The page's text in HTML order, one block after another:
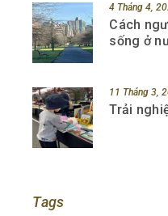
4 Tháng 4,
Cách
sống ở
11 Tháng 3,
Trải
Tags